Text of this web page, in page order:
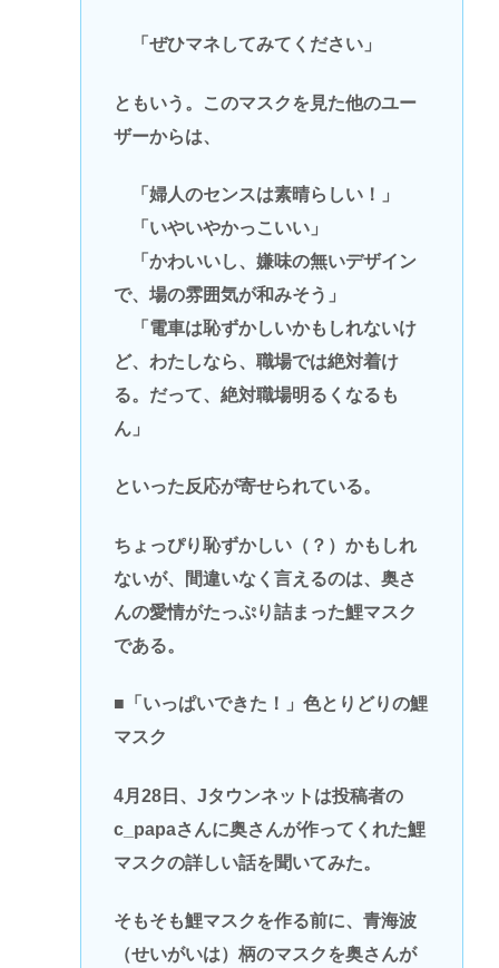
「ぜひマネしてみてください」
ともいう。このマスクを見た他のユー
ザーからは、
「婦人のセンスは素晴らしい！」
「いやいやかっこいい」
「かわいいし、嫌味の無いデザイン
で、場の雰囲気が和みそう」
「電車は恥ずかしいかもしれないけ
ど、わたしなら、職場では絶対着け
る。だって、絶対職場明るくなるも
ん」
といった反応が寄せられている。
ちょっぴり恥ずかしい（？）かもしれ
ないが、間違いなく言えるのは、奥さ
んの愛情がたっぷり詰まった鯉マスク
である。
■「いっぱいできた！」色とりどりの鯉
マスク
4月28日、Jタウンネットは投稿者の
c_papaさんに奥さんが作ってくれた鯉
マスクの詳しい話を聞いてみた。
そもそも鯉マスクを作る前に、青海波
（せいがいは）柄のマスクを奥さんが